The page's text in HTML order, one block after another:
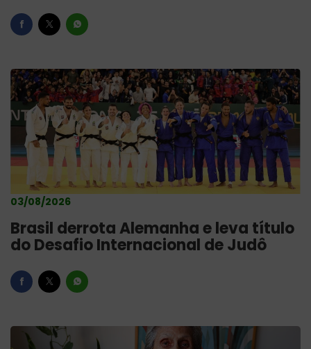
03/08/2026
Brasil derrota Alemanha e leva título
do Desafio Internacional de Judô